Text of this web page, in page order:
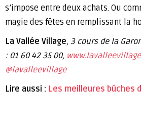
s’impose entre deux achats. Ou
magie des fêtes en remplissant la
La Vallée Village, 3 cours de la
: 01 60 42 35 00,
@lavalleevillage
Lire aussi : Les meilleures bûches